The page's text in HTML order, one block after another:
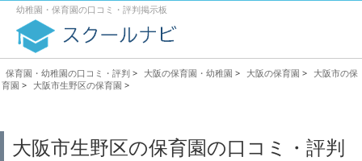
幼稚園・保育園の口コミ・評判掲示板
保育園・幼稚園の口コミ・評判 > 大阪の保育園・幼稚園 > 大阪の保育園 > 大阪市の保
育園 > 大阪市生野区の保育園 >
大阪市生野区の保育園の口コミ・評判